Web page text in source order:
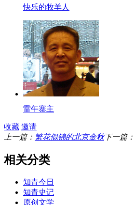
快乐的牧羊人
雷午寨主
收藏 邀请
上一篇： 繁花似锦的北京金秋下一篇：
相关分类
知青今日
知青史记
原创文学